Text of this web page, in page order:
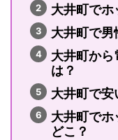
大井町でホ
大井町で男
大井町か
は？
大井町で安
大井町で
どこ？